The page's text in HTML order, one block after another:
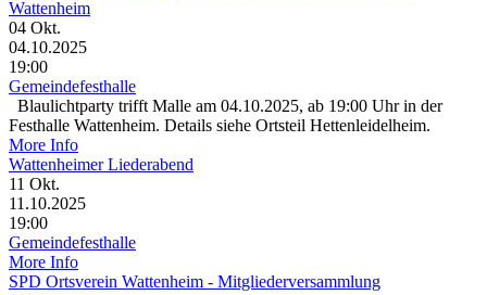
Wattenheim
04 Okt.
04.10.2025
19:00
Gemeindefesthalle
Blaulichtparty trifft Malle am 04.10.2025, ab 19:00 Uhr in der
Festhalle Wattenheim. Details siehe Ortsteil Hettenleidelheim.
More Info
Wattenheimer Liederabend
11 Okt.
11.10.2025
19:00
Gemeindefesthalle
More Info
SPD Ortsverein Wattenheim - Mitgliederversammlung